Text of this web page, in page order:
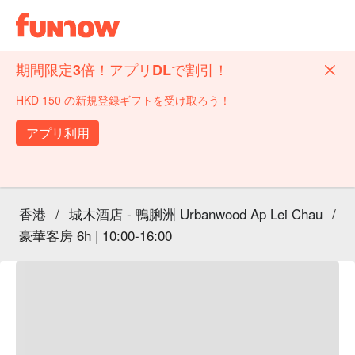
期間限定3倍！アプリDLで割引！
HKD 150 の新規登録ギフトを受け取ろう！
アプリ利用
香港 / 城木酒店 - 鴨脷洲 Urbanwood Ap Lei Chau /
豪華客房 6h | 10:00-16:00